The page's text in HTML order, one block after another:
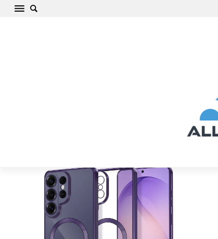
Galaxy S S26
Ultra Telefona vāciņš TECH-PROTECT MAGFLEX MAGSAFE